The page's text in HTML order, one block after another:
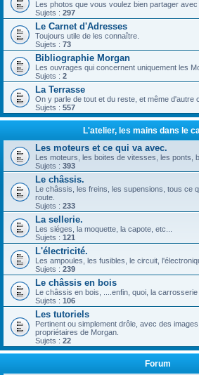
Les photos que vous voulez bien partager avec
Sujets : 297
Le Carnet d'Adresses
Toujours utile de les connaître.
Sujets : 73
Bibliographie Morgan
Les ouvrages qui concernent uniquement les
Sujets : 2
La Terrasse
On y parle de tout et du reste, et même d'autre
Sujets : 557
L'atelier, les mains dans le
Les moteurs et ce qui va avec.
Les moteurs, les boites de vitesses, les ponts,
Sujets : 393
Le châssis.
Le châssis, les freins, les supensions, tous ce
route.
Sujets : 233
La sellerie.
Les siéges, la moquette, la capote, etc...
Sujets : 121
L'électricité.
Les ampoules, les fusibles, le circuit,
Sujets : 239
Le châssis en bois
Le châssis en bois, ....enfin, quoi, la carrosserie
Sujets : 106
Les tutoriels
Pertinent ou simplement drôle, avec des
propriétaires de Morgan.
Sujets : 22
Forum